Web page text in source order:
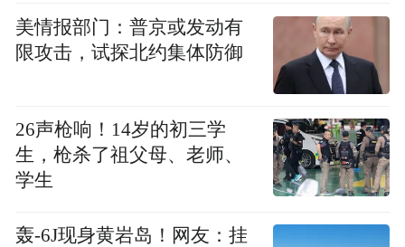
大爱心人士纷纷驰援湖北佛教界，捐献了大
批急需的防疫物资和生活物资。
因武汉等地相继封城，部分地区物流运输受
限，为便于物资及时发放，湖北省佛协将黄
石慈光精舍定为临时物资中转站，由东方山
美情报部门：普京或发动有
限攻击，试探北约集体防御
26声枪响！14岁的初三学
生，枪杀了祖父母、老师、
学生
轰-6J现身黄岩岛！网友：挂